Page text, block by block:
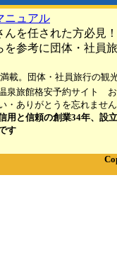
ニュアル
んを任された方必見
を参考に団体・社員
載。団体・社員旅行の観
泉旅館格安予約サイト
・ありがとうを忘れません
用と信頼の創業34年、設
す